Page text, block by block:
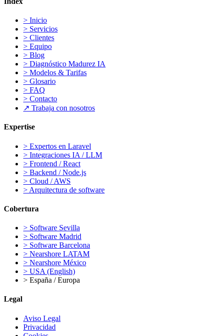
> Inicio
> Servicios
> Clientes
> Equipo
> Blog
> Diagnóstico Madurez IA
> Modelos & Tarifas
> Glosario
> FAQ
> Contacto
↗ Trabaja con nosotros
Expertise
> Expertos en Laravel
> Integraciones IA / LLM
> Frontend / React
> Backend / Node.js
> Cloud / AWS
> Arquitectura de software
Cobertura
> Software Sevilla
> Software Madrid
> Software Barcelona
> Nearshore LATAM
> Nearshore México
> USA (English)
> España / Europa
Legal
Aviso Legal
Privacidad